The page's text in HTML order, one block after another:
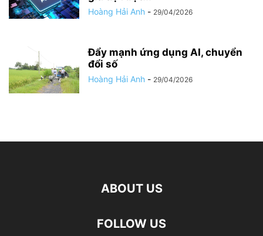
Hoàng Hải Anh - 29/04/2026
Đẩy mạnh ứng dụng AI, chuyển
đổi số
Hoàng Hải Anh - 29/04/2026
ABOUT US
FOLLOW US